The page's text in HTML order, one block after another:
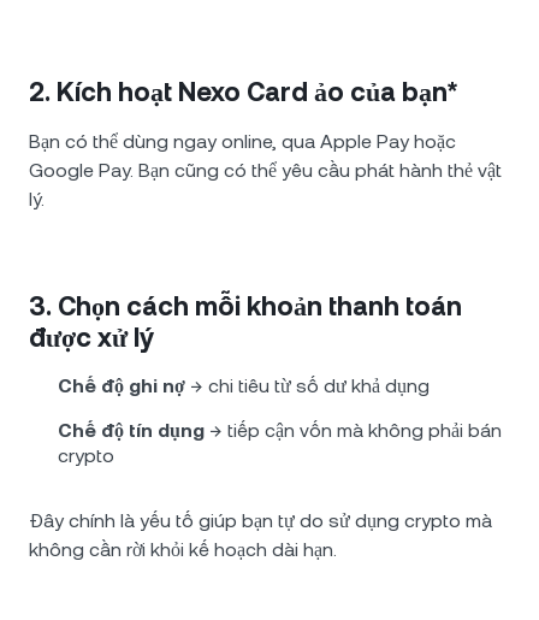
2. Kích hoạt Nexo Card ảo của bạn*
Bạn có thể dùng ngay online, qua Apple Pay hoặc
Google Pay. Bạn cũng có thể yêu cầu phát hành thẻ vật
lý.
3. Chọn cách mỗi khoản thanh toán
được xử lý
Chế độ ghi nợ → chi tiêu từ số dư khả dụng
Chế độ tín dụng → tiếp cận vốn mà không phải bán
crypto
Đây chính là yếu tố giúp bạn tự do sử dụng crypto mà
không cần rời khỏi kế hoạch dài hạn.